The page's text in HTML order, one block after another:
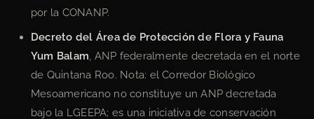
por la CONANP.
Decreto del Área de Protección de Flora y Fauna
Yum Balam , ANP federalmente decretada en el norte
de Quintana Roo. Nota: el Corredor Biológico
Mesoamericano no constituye un ANP decretada
bajo la LGEEPA; es una iniciativa de conservación